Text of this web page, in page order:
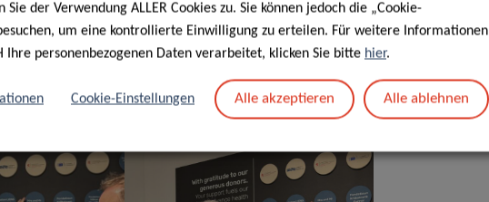
Beiträge wie diese dazu beitragen, einen bedeutenden
die von verschiedenen gesundheitlichen
Sie der Verwendung ALLER Cookies zu. Sie können jedoch die „Cookie-
um eine kontrollierte Einwilligung zu erteilen. Für weitere Informationen
Ihre personenbezogenen Daten verarbeitet, klicken Sie bitte hier.
Cookie-Einstellungen Alle akzeptieren Alle ablehnen